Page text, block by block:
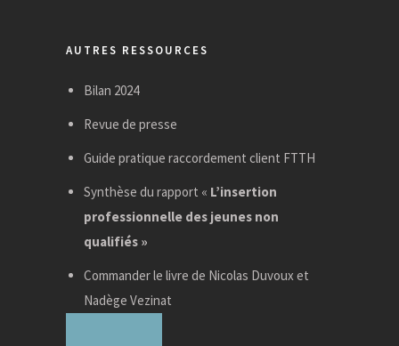
AUTRES RESSOURCES
Bilan 2024
Revue de presse
Guide pratique raccordement client FTTH
Synthèse du rapport « L’insertion
professionnelle des jeunes non
qualifiés »
Commander le livre de Nicolas Duvoux et
Nadège Vezinat